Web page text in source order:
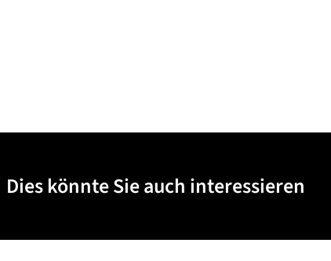
Dies könnte Sie auch interessieren